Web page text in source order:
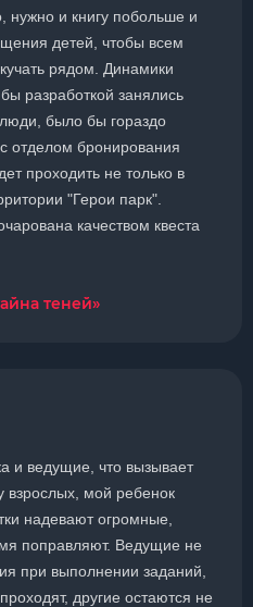
нужно и книгу побольше и
детей, чтобы всем
рядом. Динамики
разработкой занялись
было бы гораздо
отделом бронирования
проходить не только в
"Герои парк".
качеством квеста
теней»
и ведущие, что вызывает
мой ребенок
надевают огромные,
поправляют. Ведущие не
при выполнении заданий,
другие остаются не